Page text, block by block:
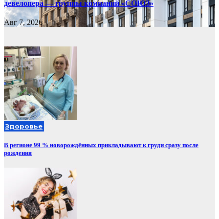
девелопера — группы компаний «СОЮЗ»
Авг 7, 2026
Здоровье
В регионе 99 % новорождённых прикладывают к груди сразу после
рождения